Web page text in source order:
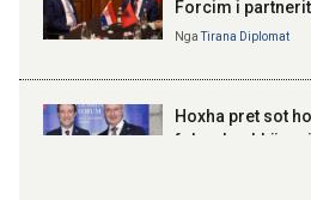
Forcim i
Nga Tirana Diplomat
Hoxha pret sot
fokus